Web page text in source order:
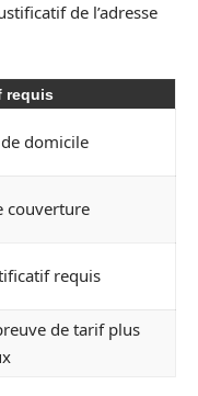
de l’adresse
requis
domicile
couverture
requis
de tarif plus